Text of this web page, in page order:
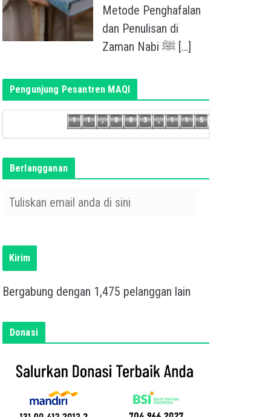
Metode Penghafalan
dan Penulisan di
[…]
Pengunjung Pesantren MAQI
1
1
,
0
0
3
,
1
1 5
Berlangganan
k
a
a
Kirim
Bergabung dengan 1,475 pelanggan lain
Donasi